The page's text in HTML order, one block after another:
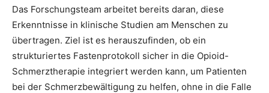
Das Forschungsteam arbeitet bereits daran, diese
Erkenntnisse in klinische Studien am Menschen zu
übertragen. Ziel ist es herauszufinden, ob ein
strukturiertes Fastenprotokoll sicher in die Opioid-
Schmerztherapie integriert werden kann, um Patienten
bei der Schmerzbewältigung zu helfen, ohne in die Falle